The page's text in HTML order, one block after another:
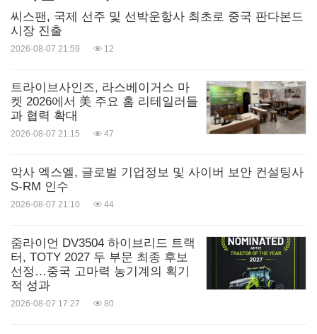
씨스팬, 국제 선주 및 선박운항사 최초로 중국 판다본드
시장 진출
2026-08-07 21:59 12
트라이브사인즈, 라스베이거스 마
켓 2026에서 美 주요 홈 리테일러들
과 협력 확대
2026-08-07 21:15 47
악사 엑스엘, 글로벌 기업정보 및 사이버 보안 컨설팅사
S-RM 인수
2026-08-07 21:10 44
줌라이언 DV3504 하이브리드 트랙
터, TOTY 2027 두 부문 최종 후보
선정…중국 고마력 농기계의 획기
적 성과
2026-08-07 17:27 80